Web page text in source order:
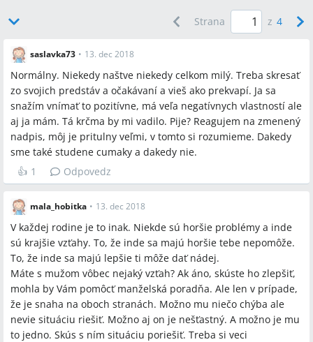
Q:Ako zlepšiť prejavy nežnosti v manželstve?
Diskutujúce odporúčajú najprv otvorene komunikovať o
potrebách, skúsiť manželskú poradňu a praktiky ako rituál pred
spaním so slovami „Prepáč... Ľúbim ťa“ alebo čítanie knihy „Päť
jazykov lásky“.
Q:Pomôže manželská poradňa pri dlhodobom odcudzení?
A:V diskusii sa uvádza, že manželská poradňa môže pomôcť,
ale účinok závisí od ochoty riešiť problém na oboch stranách.
Čo robiť, ak partner uprednostňuje krčmu a pije?
A:Diskutujúce radia identifikovať a riešiť alkoholizmus ako
samostatný problém, komunikovať hranice a v prípade, že
partner uprednostňuje krčmu pred rodinou, zvážiť odchod
alebo právne kroky po zabezpečení finančnej situácie a
opatrovníctva dieťaťa.
Q:Ako obnoviť intímny život po pôrode?
V praxi pomohlo upokojenie stresu, otvorená komunikácia a
konkrétne kroky, napríklad jedna diskutujúca vytvorila
adventný kalendár plný kondómov (a niekoľko okienok s fľaškou
alkoholu) a uviedla, že po tom mali sex každý večer.
Strana z 4
saslavka73 • 13. dec 2018
Normálny. Niekedy naštve niekedy celkom milý. Treba skresať
zo svojich predstáv a očakávaní a vieš ako prekvapí. Ja sa
snažím vnímať to pozitívne, má veľa negatívnych vlastností ale
aj ja mám. Tá krčma by mi vadilo. Pije? Reagujem na zmenený
nadpis, môj je pritulny veľmi, v tomto si rozumieme. Dakedy
sme také studene cumaky a dakedy nie.
👍 1 Odpovedz
mala_hobitka • 13. dec 2018
V každej rodine je to inak. Niekde sú horšie problémy a inde
sú krajšie vzťahy. To, že inde sa majú horšie tebe nepomôže.
To, že inde sa majú lepšie ti môže dať nádej.
Máte s mužom vôbec nejaký vzťah? Ak áno, skúste ho zlepšiť,
mohla by Vám pomôcť manželská poradňa. Ale len v prípade,
že je snaha na oboch stranách. Možno mu niečo chýba ale
nevie situáciu riešiť. Možno aj on je nešťastný. A možno je mu
to jedno. Skús s ním situáciu poriešiť. Treba si veci